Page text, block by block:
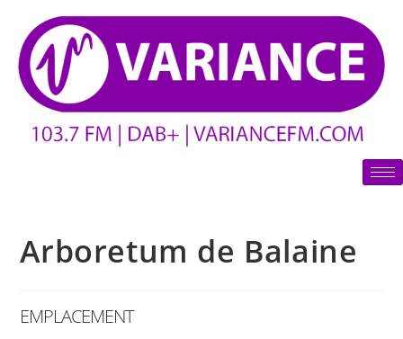
Arboretum de Balaine
EMPLACEMENT